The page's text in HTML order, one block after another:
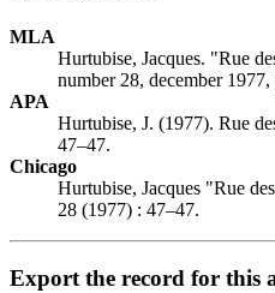
MLA
Hurtubise, Jacques. "Rue
number 28, december
APA
Hurtubise, J. (1977). Rue
47–47.
Chicago
Hurtubise, Jacques "Rue
28 (1977) : 47–47.
Export the record for this